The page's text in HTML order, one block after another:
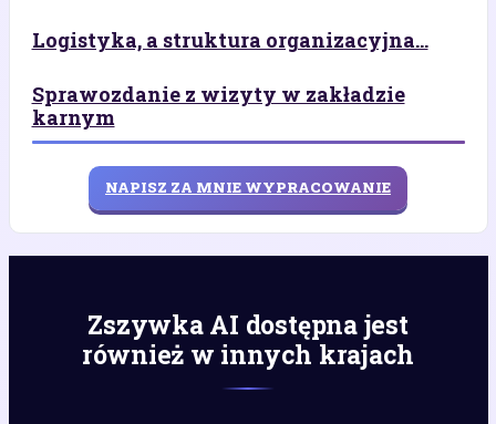
Logistyka, a struktura organizacyjna...
Sprawozdanie z wizyty w zakładzie
karnym
NAPISZ ZA MNIE WYPRACOWANIE
Zszywka AI dostępna jest
również w innych krajach